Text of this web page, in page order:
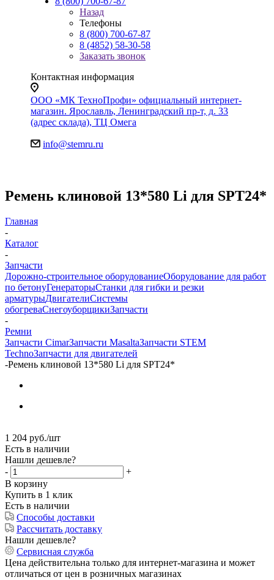
Назад
Телефоны
8 (800) 700-67-87
8 (4852) 58-30-58
Заказать звонок
Контактная информация
ООО «МК ТехноПрофи» официальный интернет-
магазин. Ярославль, Ленинградский пр-т, д. 33
(адрес склада), ТЦ Омега
info@stemru.ru
Ремень клиновой 13*580 Li для SPT24*
Главная
-
Каталог
-
Запчасти
Дорожно-строительное оборудованиеОборудование для работ
по бетонуГенераторыСтанки для гибки и резки
арматурыДвигателиСистемы
обогреваСнегоуборщикиЗапчасти
-
Ремни
Запчасти CimarЗапчасти MasaltaЗапчасти STEM
TechnoЗапчасти для двигателей
-Ремень клиновой 13*580 Li для SPT24*
1 204 руб./шт
Есть в наличии
Нашли дешевле?
-
+
В корзину
Купить в 1 клик
Есть в наличии
Способы доставки
Рассчитать доставку
Нашли дешевле?
Сервисная служба
Цена действительна только для интернет-магазина и может
отличаться от цен в розничных магазинах